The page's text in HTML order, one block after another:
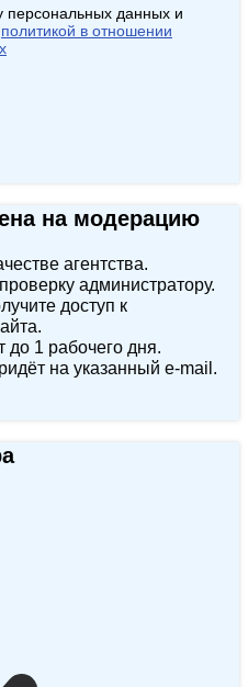
персональных данных и
политикой в отношении
на модерацию
агентства.
администратору.
доступ к
1 рабочего дня.
на указанный e‑mail.